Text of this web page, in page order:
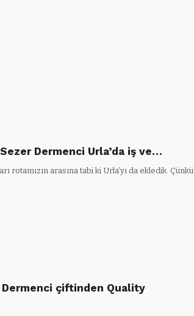
Dermenci Urla’da iş ve…
rotamızın arasına tabi ki Urla’yı da ekledik. Çünkü
çiftinden Quality